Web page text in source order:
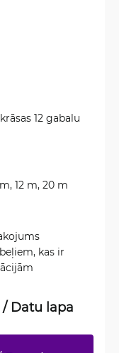
12 gabalu
12 m, 20 m
kas ir
Datu lapa